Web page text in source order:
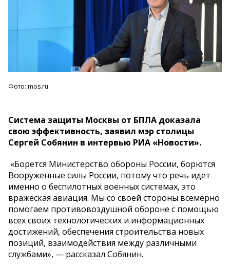
Фото: mos.ru
Система защиты Москвы от БПЛА доказала
свою эффективность, заявил мэр столицы
Сергей Собянин в интервью РИА «Новости».
«Борется Министерство обороны России, борются
Вооруженные силы России, потому что речь идет
именно о беспилотных военных системах, это
вражеская авиация. Мы со своей стороны всемерно
помогаем противовоздушной обороне с помощью
всех своих технологических и информационных
достижений, обеспечения строительства новых
позиций, взаимодействия между различными
службами», — рассказал Собянин.